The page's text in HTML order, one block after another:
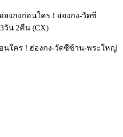
อนใคร ! ฮ่องกง-วัดซีซ้าน-พระใหญ่